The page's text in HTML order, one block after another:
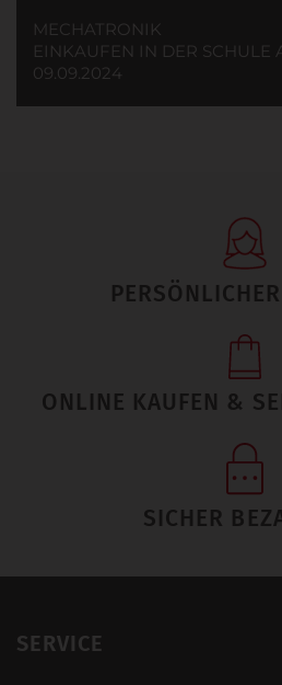
MECHATRONIK
EINKAUFEN IN DER SCHULE
09.09.2024
ONLINE KAUFEN &
SICHER
SERVICE